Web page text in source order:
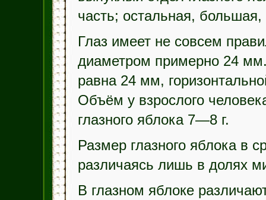
часть; остальная, большая,
Глаз имеет не совсем
диаметром примерно 24
равна 24 мм,
Объём у взрослого
глазного яблока 7—8 г.
Размер глазного яблока в
различаясь лишь в долях
В глазном яблоке